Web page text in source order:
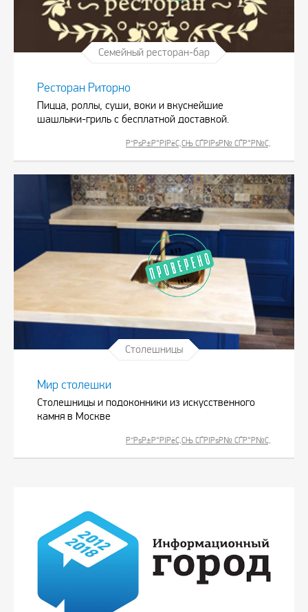
Семейный ресторан-бар
Ресторан Риторно
Пицца, роллы, суши, воки и вкуснейшие
шашлыки-гриль с бесплатной доставкой.
Р”РѕР±Р°РІРёС‚СЊ СЃРІРѕР№ СЃР°Р№С‚
Столешницы
Мир столешки
Столешницы и подоконники из искусственного
камня в Москве
Р”РѕР±Р°РІРёС‚СЊ СЃРІРѕР№ СЃР°Р№С‚